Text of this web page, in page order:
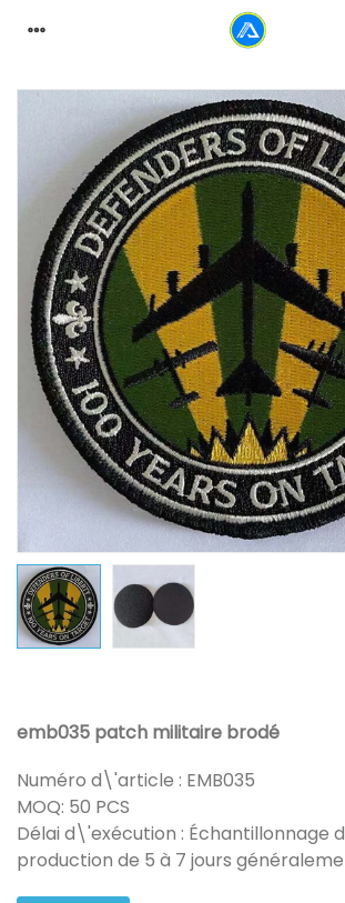
emb035 patch militaire brodé
Numéro d\'article : EMB035
MOQ: 50 PCS
Délai d\'exécution : Échantillonnage
production de 5 à 7 jours